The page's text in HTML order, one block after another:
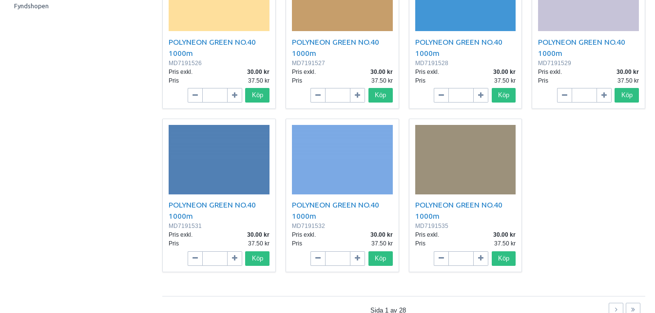
Fyndshopen
POLYNEON GREEN NO.40
1000m
MD7191526
Pris exkl.
30.00
Pris
37.50
Köp
POLYNEON GREEN NO.40
1000m
MD7191527
Pris exkl.
30.00
Pris
37.50
Köp
POLYNEON GREEN NO.40
1000m
MD7191528
Pris exkl.
30.00
Pris
37.50
Köp
POLYNEON GREEN NO.40
1000m
MD7191529
Pris exkl.
30.00
Pris
37.50
Köp
POLYNEON GREEN NO.40
1000m
MD7191531
Pris exkl.
30.00
Pris
37.50
Köp
POLYNEON GREEN NO.40
1000m
MD7191532
Pris exkl.
30.00
Pris
37.50
Köp
POLYNEON GREEN NO.40
1000m
MD7191535
Pris exkl.
30.00
Pris
37.50
Köp
Sida 1 av 28